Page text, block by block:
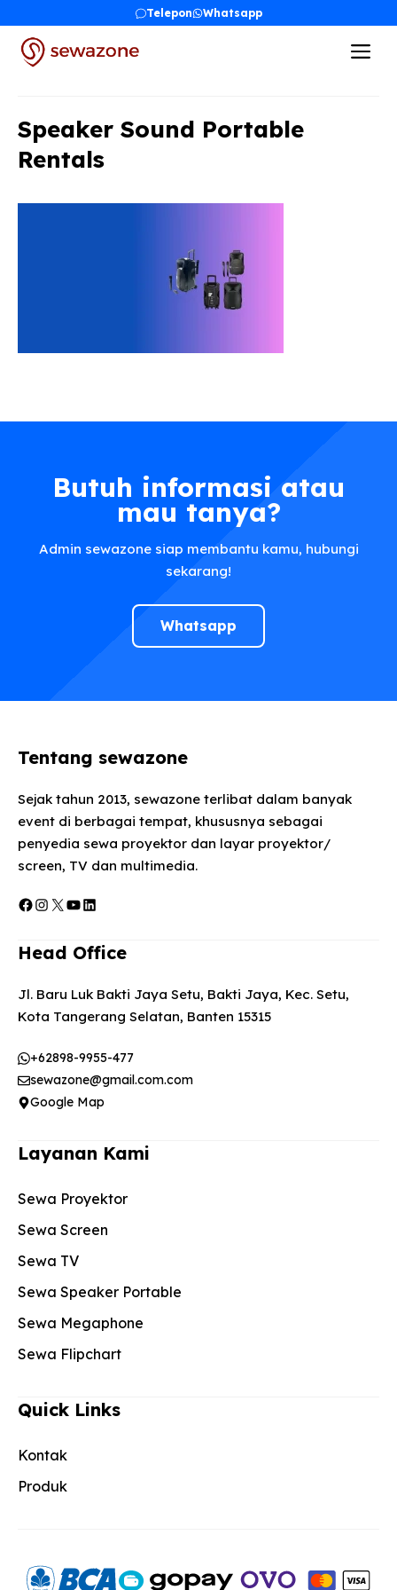
content
Telepon Whatsapp
Speaker Sound Portable
Rentals
Butuh informasi atau
mau tanya?
Admin sewazone siap membantu kamu, hubungi
sekarang!
Whatsapp
Tentang sewazone
Sejak tahun 2013, sewazone terlibat dalam banyak
event di berbagai tempat, khususnya sebagai
penyedia sewa proyektor dan layar proyektor/
screen, TV dan multimedia.
Facebook
Instagram
X YouTube
LinkedIn
Head Office
Jl. Baru Luk Bakti Jaya Setu, Bakti Jaya, Kec. Setu,
Kota Tangerang Selatan, Banten 15315
+62898-9955-477
sewazone@gmail.com.com
Google Map
Layanan Kami
Sewa Proyektor
Sewa Screen
Sewa TV
Sewa Speaker Portable
Sewa Megaphone
Sewa Flipchart
Quick Links
Kontak
Produk